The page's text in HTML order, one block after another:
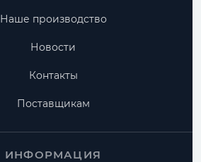
Наше производство
Новости
Контакты
Поставщикам
ИНФОРМАЦИЯ